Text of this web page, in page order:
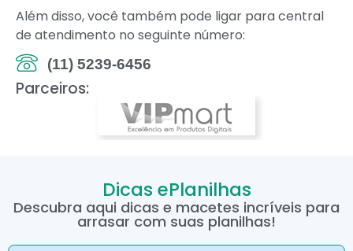
Além disso, você também pode ligar para central
de atendimento no seguinte número:
(11) 5239-6456
Parceiros:
Dicas ePlanilhas
Descubra aqui dicas e macetes incríveis para
arrasar com suas planilhas!